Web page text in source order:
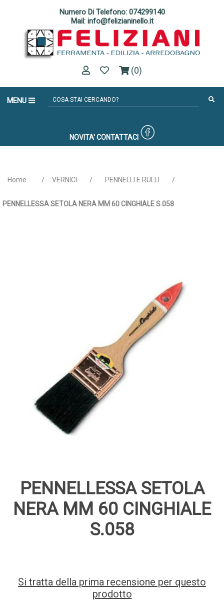
Numero Di Telefono: 074299140
Mail: info@felizianinello.it
(0)
MENU
NOVITA' CONTATTACI
Home / VERNICI / PENNELLI E RULLI /
PENNELLESSA SETOLA NERA MM 60 CINGHIALE S.058
PENNELLESSA SETOLA
NERA MM 60 CINGHIALE
S.058
Si tratta della prima recensione per questo
prodotto